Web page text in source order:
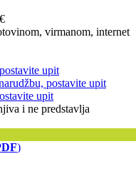
virmanom, internet
upit
postavite upit
upit
i ne predstavlja
)